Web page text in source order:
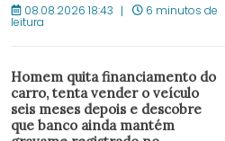
08.08.2026 18:43 6 minutos de
leitura
Homem quita financiamento do
carro, tenta vender o veículo
seis meses depois e descobre
que banco ainda mantém